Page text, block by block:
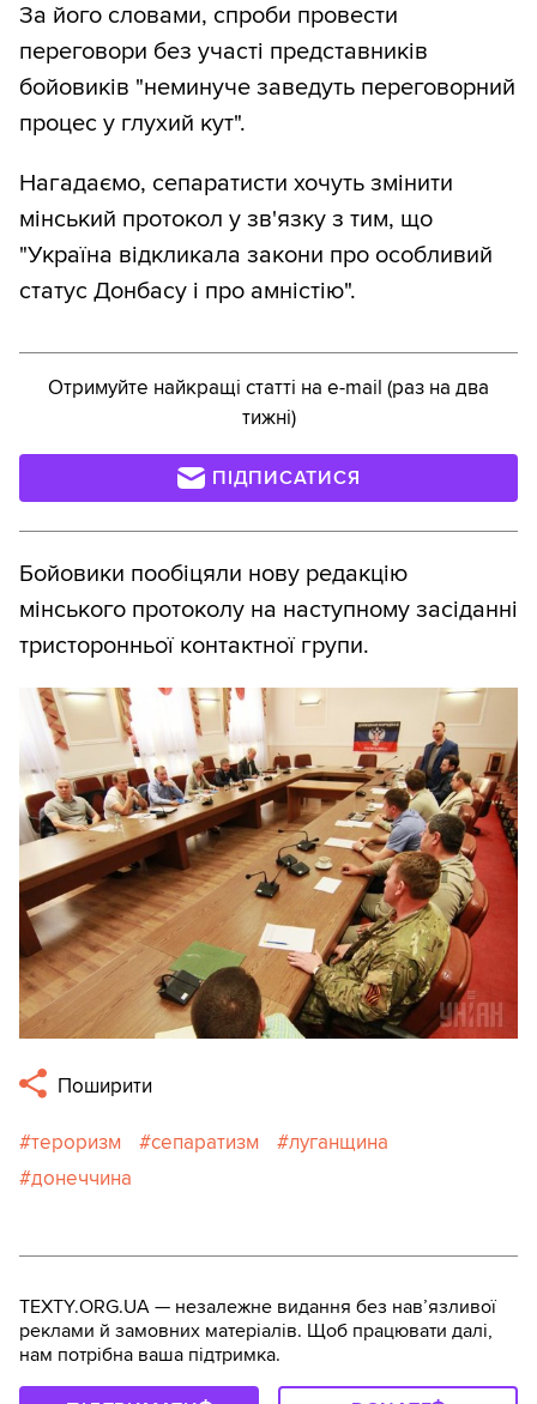
За його словами, спроби провести
переговори без участі представників
бойовиків "неминуче заведуть переговорний
процес у глухий кут".
Нагадаємо, сепаратисти хочуть змінити
мінський протокол у зв'язку з тим, що
"Україна відкликала закони про особливий
статус Донбасу і про амністію".
Отримуйте найкращі статті на e-mail (раз на два
тижні)
ПІДПИСАТИСЯ
Бойовики пообіцяли нову редакцію
мінського протоколу на наступному засіданні
тристоронньої контактної групи.
Поширити
тероризм сепаратизм
луганщина
донеччина
TEXTY.ORG.UA — незалежне видання без навʼязливої
реклами й замовних матеріалів. Щоб працювати далі,
нам потрібна ваша підтримка.